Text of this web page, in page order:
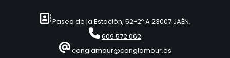
Paseo de la Estación, 52-2º A 23007 JAÉN.
609 572 062
conglamour@conglamour.es